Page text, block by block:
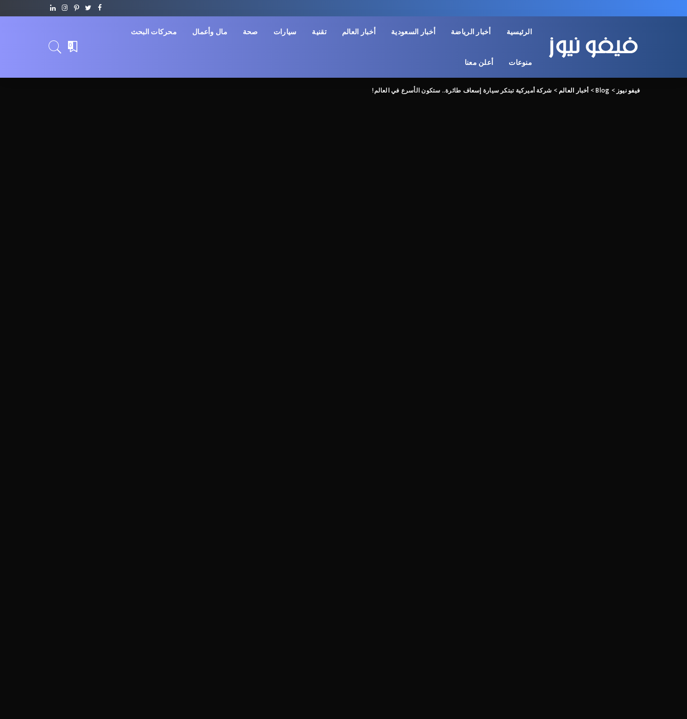
الرئيسية أخبار الرياضة أخبار السعودية أخبار العالم تقنية سيارات صحة مال وأعمال محركات البحث
منوعات أعلن معنا
0
فيفو نيوز >
Blog
>أخبار العالم > شركة أميركية تبتكر سيارة إسعاف طائرة.. ستكون الأسرع في العالم!